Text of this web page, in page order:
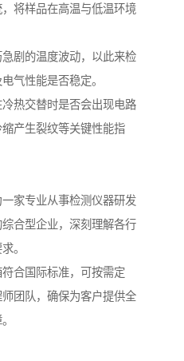
将样品在高温与低温环境
剧的温度波动，以此来检
气性能是否稳定。
热交替时是否会出现电路
产生裂纹等关键性能指
家专业从事检测仪器研发
合型企业，深刻理解各行
。
合国际标准，可按需定
团队，确保为客户提供全